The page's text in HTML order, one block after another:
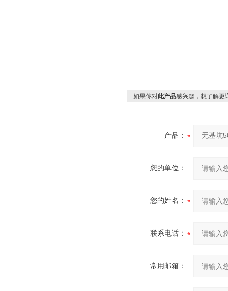
如果你对此产品感兴趣，想了解更
产品：
您的单位：
您的姓名：
联系电话：
常用邮箱：